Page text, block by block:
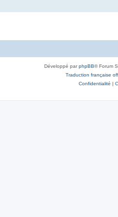
Développé parphpBB® Forum
Traduction française
Confidentialité |